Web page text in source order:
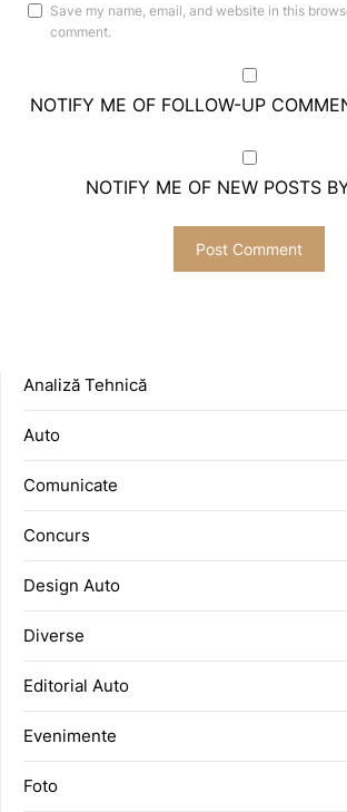
Save my name, email, and website in this
comment.
NOTIFY ME OF FOLLOW-UP
NOTIFY ME OF NEW POSTS
Analiză Tehnică
Auto
Comunicate
Concurs
Design Auto
Diverse
Editorial Auto
Evenimente
Foto